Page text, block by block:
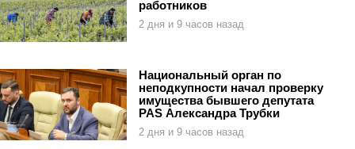
работников
2 дня и 9 часов назад
Национальный орган по
неподкупности начал проверку
имущества бывшего депутата
PAS Александра Трубки
2 дня и 9 часов назад